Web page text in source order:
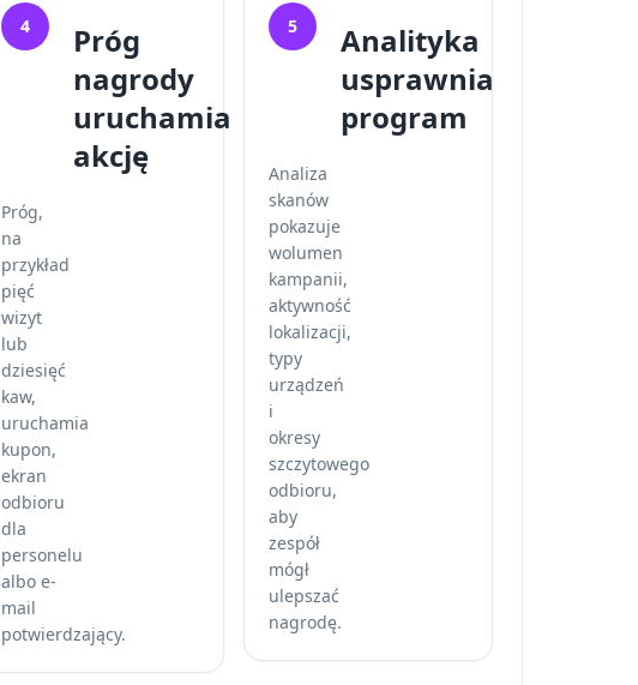
4
Próg
nagrody
uruchamia
akcję
Próg,
na
przykład
pięć
wizyt
lub
dziesięć
kaw,
uruchamia
kupon,
ekran
odbioru
dla
personelu
albo e-
mail
potwierdzający.
5
Analityka
usprawnia
program
Analiza
skanów
pokazuje
wolumen
kampanii,
aktywność
lokalizacji,
typy
urządzeń
i
okresy
szczytowego
odbioru,
aby
zespół
mógł
ulepszać
nagrodę.